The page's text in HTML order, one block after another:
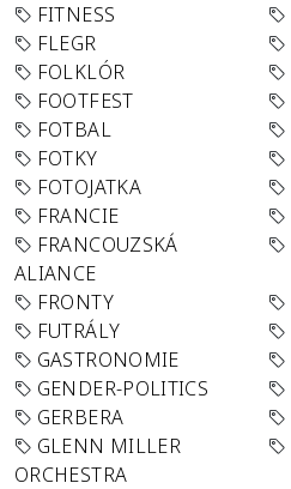
FITNESS
FLEGR
FOLKLÓR
FOOTFEST
FOTBAL
FOTKY
FOTOJATKA
FRANCIE
FRANCOUZSKÁ
ALIANCE
FRONTY
FUTRÁLY
GASTRONOMIE
GENDER-POLITICS
GERBERA
GLENN MILLER
ORCHESTRA